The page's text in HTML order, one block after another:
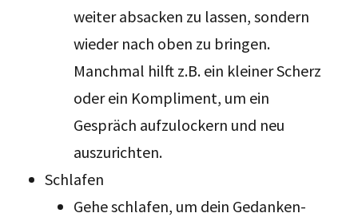
weiter absacken zu lassen, sondern
wieder nach oben zu bringen.
Manchmal hilft z.B. ein kleiner Scherz
oder ein Kompliment, um ein
Gespräch aufzulockern und neu
auszurichten.
Schlafen
Gehe schlafen, um dein Gedanken-